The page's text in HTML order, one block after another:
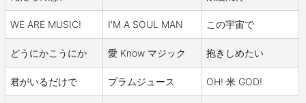
WE ARE MUSIC! I'M A SOUL MAN この宇宙で
どうにかこうにか 愛 Know マジック 抱きしめたい
君がいるだけで プラムジュース OH! 米 GOD!